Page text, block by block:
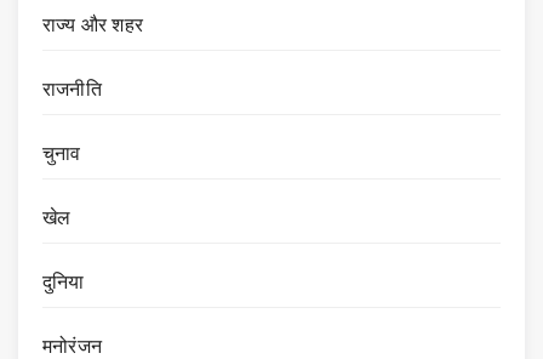
राज्य और शहर
राजनीति
चुनाव
खेल
दुनिया
मनोरंजन